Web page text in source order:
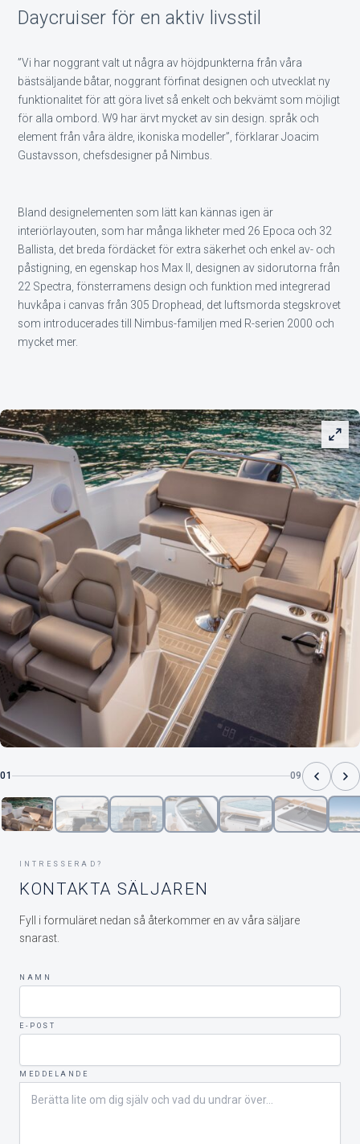
Daycruiser för en aktiv livsstil
”Vi har noggrant valt ut några av höjdpunkterna från våra
bästsäljande båtar, noggrant förfinat designen och utvecklat ny
funktionalitet för att göra livet så enkelt och bekvämt som möjligt
för alla ombord. W9 har ärvt mycket av sin design. språk och
element från våra äldre, ikoniska modeller”, förklarar Joacim
Gustavsson, chefsdesigner på Nimbus.
Bland designelementen som lätt kan kännas igen är
interiörlayouten, som har många likheter med 26 Epoca och 32
Ballista, det breda fördäcket för extra säkerhet och enkel av- ​​och
påstigning, en egenskap hos Max II, designen av sidorutorna från
22 Spectra, fönsterramens design och funktion med integrerad
huvkåpa i canvas från 305 Drophead, det luftsmorda stegskrovet
som introducerades till Nimbus-familjen med R-serien 2000 och
mycket mer.
01 09
INTRESSERAD?
KONTAKTA SÄLJAREN
Fyll i formuläret nedan så återkommer en av våra säljare
snarast.
NAMN
E-POST
MEDDELANDE